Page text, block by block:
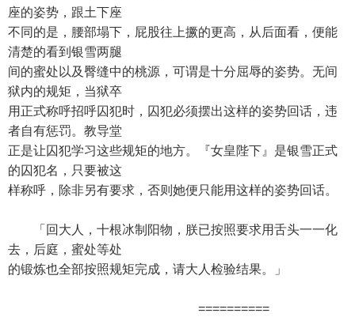
座的姿势，跟土下座
不同的是，腰部塌下，屁股往上撅的更高，从后面看，便能
清楚的看到银雪两腿
间的蜜处以及臀缝中的桃源，可谓是十分屈辱的姿势。无间
狱内的规矩，当狱卒
用正式称呼招呼囚犯时，囚犯必须摆出这样的姿势回话，违
者自有惩罚。教导堂
正是让囚犯学习这些规矩的地方。『女皇陛下』是银雪正式
的囚犯名，只要被这
样称呼，除非另有要求，否则她便只能用这样的姿势回话。
「回大人，十根冰制阳物，朕已按照要求用舌头一一化
去，后庭，蜜处等处
的锻炼也全部按照规矩完成，请大人检验结果。」
==========